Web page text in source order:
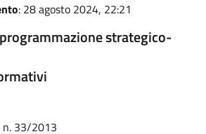
: 28 agosto 2024, 22:21
strategico-
n. 33/2013